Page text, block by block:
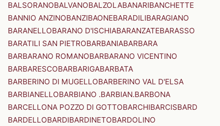
BALSORANOBALVANOBALZOLABANARIBANCHETTE
BANNIO ANZINOBANZIBAONEBARADILIBARAGIANO
BARANELLOBARANO D'ISCHIABARANZATEBARASSO
BARATILI SAN PIETROBARBANIABARBARA
BARBARANO ROMANOBARBARANO VICENTINO
BARBARESCOBARBARIGABARBATA
BARBERINO DI MUGELLOBARBERINO VAL D'ELSA
BARBIANELLOBARBIANO .BARBIAN.BARBONA
BARCELLONA POZZO DI GOTTOBARCHIBARCISBARD
BARDELLOBARDIBARDINETOBARDOLINO